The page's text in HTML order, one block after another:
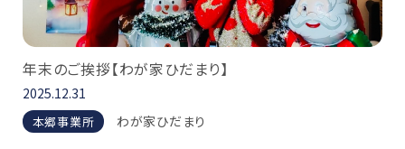
年末のご挨拶【わが家ひだまり】
2025.12.31
本郷事業所 わが家ひだまり